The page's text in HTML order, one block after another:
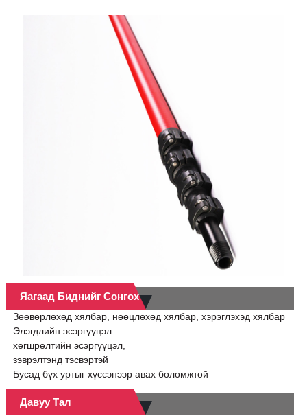
Яагаад Биднийг Сонгох Вэ
Зөөвөрлөхөд хялбар, нөөцлөхөд хялбар, хэрэглэхэд хялбар
Элэгдлийн эсэргүүцэл
хөгшрөлтийн эсэргүүцэл,
зэврэлтэнд тэсвэртэй
Бусад бүх уртыг хүссэнээр авах боломжтой
Давуу Тал